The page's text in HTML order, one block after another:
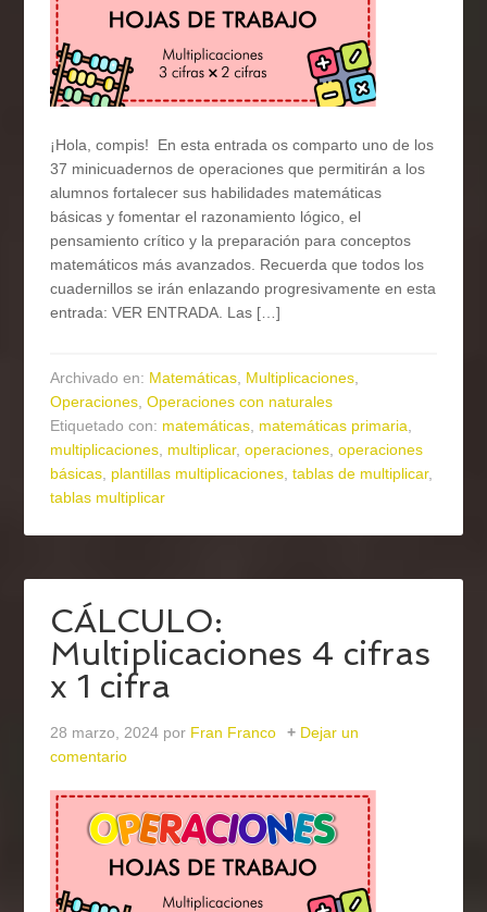
¡Hola, compis! En esta entrada os comparto uno de los
37 minicuadernos de operaciones que permitirán a los
alumnos fortalecer sus habilidades matemáticas
básicas y fomentar el razonamiento lógico, el
pensamiento crítico y la preparación para conceptos
matemáticos más avanzados. Recuerda que todos los
cuadernillos se irán enlazando progresivamente en esta
entrada: VER ENTRADA. Las […]
Archivado en: Matemáticas, Multiplicaciones,
Operaciones,Operaciones con naturales
Etiquetado con: matemáticas, matemáticas primaria,
multiplicaciones, multiplicar,operaciones,operaciones
básicas, plantillas multiplicaciones,tablas de multiplicar,
tablas multiplicar
CÁLCULO:
Multiplicaciones 4 cifras
x 1 cifra
28 marzo, 2024 por Fran Franco
Dejar un
comentario